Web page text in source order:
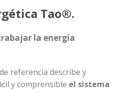
Tao®.
la energía
referencia describe y
y comprensible el sistema